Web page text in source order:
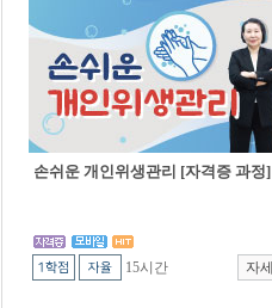
손쉬운 개인위생관리 [자격증 과정]
15시간